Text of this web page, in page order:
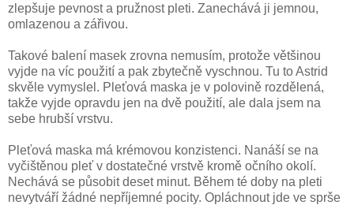
zlepšuje pevnost a pružnost pleti. Zanechává ji jemnou,
omlazenou a zářivou.
Takové balení masek zrovna nemusím, protože většinou
vyjde na víc použití a pak zbytečně vyschnou. Tu to Astrid
skvěle vymyslel. Pleťová maska je v polovině rozdělená,
takže vyjde opravdu jen na dvě použití, ale dala jsem na
sebe hrubší vrstvu.
Pleťová maska má krémovou konzistenci. Nanáší se na
vyčištěnou pleť v dostatečné vrstvě kromě očního okolí.
Nechává se působit deset minut. Během té doby na pleti
nevytváří žádné nepříjemné pocity. Opláchnout jde ve sprše